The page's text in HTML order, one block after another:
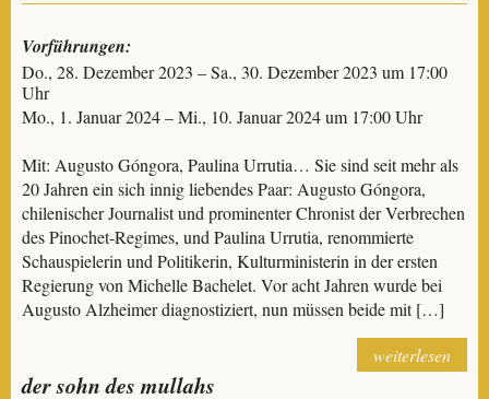
Vorführungen:
Do., 28. Dezember 2023 – Sa., 30. Dezember 2023 um 17:00
Uhr
Mo., 1. Januar 2024 – Mi., 10. Januar 2024 um 17:00 Uhr
Mit: Augusto Góngora, Paulina Urrutia… Sie sind seit mehr als
20 Jahren ein sich innig liebendes Paar: Augusto Góngora,
chilenischer Journalist und prominenter Chronist der Verbrechen
des Pinochet-Regimes, und Paulina Urrutia, renommierte
Schauspielerin und Politikerin, Kulturministerin in der ersten
Regierung von Michelle Bachelet. Vor acht Jahren wurde bei
Augusto Alzheimer diagnostiziert, nun müssen beide mit […]
weiterlesen
der sohn des mullahs